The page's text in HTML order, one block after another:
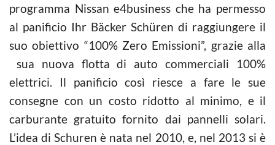
programma Nissan e4business che ha permesso
al panificio Ihr Bäcker Schüren di raggiungere il
suo obiettivo “100% Zero Emissioni”, grazie alla
sua nuova flotta di auto commerciali 100%
elettrici. Il panificio così riesce a fare le sue
consegne con un costo ridotto al minimo, e il
carburante gratuito fornito dai pannelli solari.
L’idea di Schuren è nata nel 2010, e, nel 2013 si è